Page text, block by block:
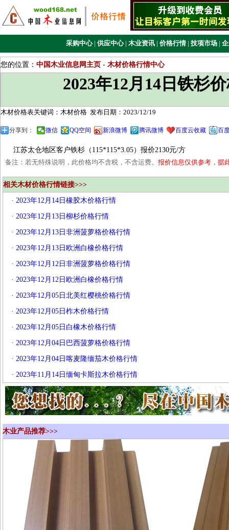
采购中心 | 供应中心 | 木业资讯 | 价格行情 | 技项市场 |
您的位置： 中国木业信息网主页 - 木材价格行情中心
2023年12月14日铁杉
木材价格表关键词：木材价格 发布日期：2023/12/19
分享到： 微信 QQ空间 新浪微博 腾讯微博 百度云收藏 百
江苏太仓地区客户铁杉（115*115*3.05）报价2130元/方
备注：若无特殊说明，此价格均不含税，不含运费。 报价信息仅供参考，据
相关木材价格行情链接>>>
· 2023年12月14日橡胶木价格行情
· 2023年12月13日柳杉价格行情
· 2023年12月13日非洲菠萝格价格行情
· 2023年12月13日欧洲白橡价格行情
· 2023年12月12日非洲菠萝格价格行情
· 2023年12月12日欧洲白橡价格行情
· 2023年12月05日北美红樱桃价格行情
· 2023年12月05日柞木价格行情
· 2023年12月05日白橡木价格行情
· 2023年12月04日巴西菠萝格价格行情
· 2023年12月04日喀麦隆缅茄木价格行情
· 2023年11月14日缅甸卡斯拉木价格行情
木业产品推荐>>>